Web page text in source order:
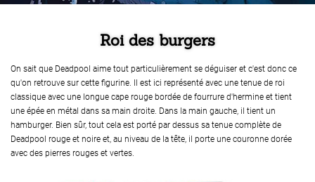
Roi des burgers
On sait que Deadpool aime tout particulièrement se déguiser et c'est donc ce
qu'on retrouve sur cette figurine. Il est ici représenté avec une tenue de roi
classique avec une longue cape rouge bordée de fourrure d'hermine et tient
une épée en métal dans sa main droite. Dans la main gauche, il tient un
hamburger. Bien sûr, tout cela est porté par dessus sa tenue complète de
Deadpool rouge et noire et, au niveau de la tête, il porte une couronne dorée
avec des pierres rouges et vertes.